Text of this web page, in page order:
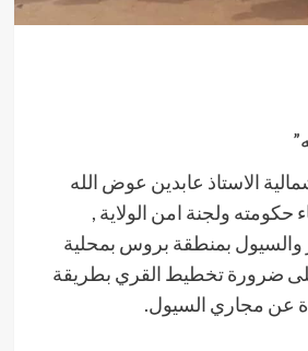
الاستاذ عابدين عوض الله
ولجنة امن الولاية ,
والسيول بمنطقة بروس بمحلية
على ضرورة تخطيط القري بطريقة
عن مجاري السيول.